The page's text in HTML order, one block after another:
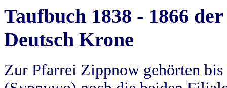
Taufbuch 1838 - 1866
Deutsch Krone
Zur Pfarrei Zippnow gehörten